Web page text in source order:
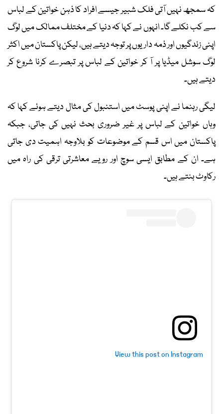
کہ سمجھ نہیں آتی فلک شبیر جیسے افراد کا ذہن خواتین کے لباس
سے کب نکلے گا۔ انہوں نے کہا کہ دنیا کے مختلف ممالک میں لوگ
اپنی زندگیوں اور ذمہ داریوں پر توجہ دیتے ہیں، لیکن پاکستان میں اکثر
لوگ سوشل میڈیا پر آ کر خواتین کے لباس پر تبصرے کرنا شروع کر
دیتے ہیں۔
لیگی رہنما نے اپنی پوسٹ میں استنبول کی مثال دیتے ہوئے کہا کہ
وہاں خواتین کے لباس پر غیر ضروری بحث نہیں کی جاتی، جبکہ
پاکستان میں اس قسم کے موضوعات کو بلاوجہ اہمیت دی جاتی
ہے۔ ان کے مطابق ایسی سوچ اور رویے معاشرتی ترقی کی راہ میں
رکاوٹ بنتے ہیں۔
View this post on Instagram